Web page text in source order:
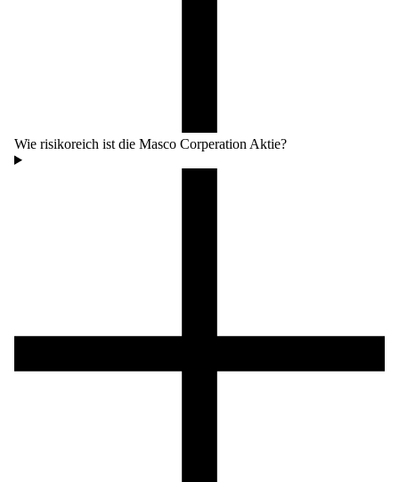
Wie risikoreich ist die Masco Corperation Aktie?